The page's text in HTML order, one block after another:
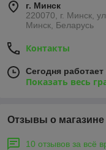
г. Минск
220070, г. Минск,
Минск, Беларусь
Контакты
Сегодня
Показать весь
Отзывы о магазине
10 отзывов за всё